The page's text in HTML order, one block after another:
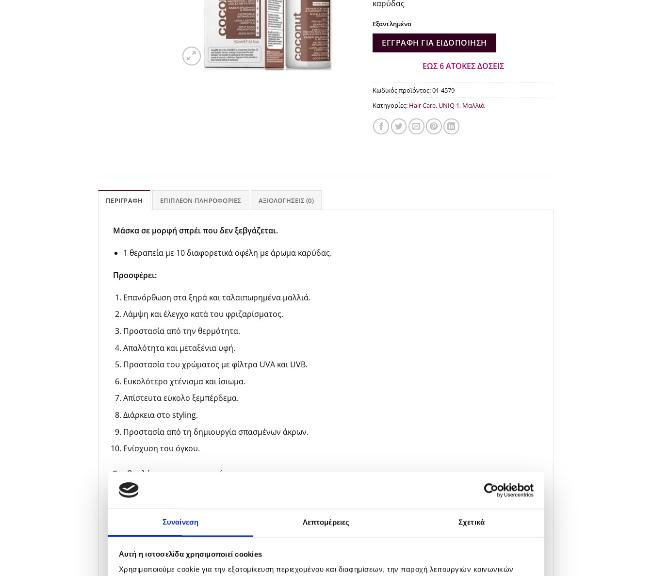
Συναίνεση Λεπτομέρειες Σχετικά
Αυτή η ιστοσελίδα χρησιμοποιεί cookies
Χρησιμοποιούμε cookie για την εξατομίκευση περιεχομένου και διαφημίσεων, την παροχή λειτουργιών κοινωνικών
καρύδας
Εξαντλημένο
ΕΓΓΡΑΦΉ ΓΙΑ ΕΙΔΟΠΟΊΗΣΗ
ΕΩΣ 6 ΑΤΟΚΕΣ ΔΟΣΕΙΣ
Κωδικός προϊόντος:01-4579
Κατηγορίες: Hair Care, UNIQ 1, Μαλλιά
ΠΕΡΙΓΡΑΦΉ ΕΠΙΠΛΈΟΝ ΠΛΗΡΟΦΟΡΊΕΣ ΑΞΙΟΛΟΓΉΣΕΙΣ (0)
Μάσκα σε μορφή σπρέι που δεν ξεβγάζεται.
1 θεραπεία με 10 διαφορετικά οφέλη με άρωμα καρύδας.
Προσφέρει:
Επανόρθωση στα ξηρά και ταλαιπωρημένα μαλλιά.
Λάμψη και έλεγχο κατά του φριζαρίσματος.
Προστασία από την θερμότητα.
Απαλότητα και μεταξένια υφή.
Προστασία του χρώματος με φίλτρα UVA και UVB.
Ευκολότερο χτένισμα και ίσιωμα.
Απίστευτα εύκολο ξεμπέρδεμα.
Διάρκεια στο styling.
Προστασία από τη δημιουργία σπασμένων άκρων.
Ενίσχυση του όγκου.
Συμβουλές για την εφαρμογή:
Μπορεί να χρησιμοποιηθεί σε νωπά μαλλιά για θρέψη, ενυδάτωση και μεταξένια απαλότητα
Εφαρμόστε ψεκάζοντας απευθείας στα μαλλιά κρατώντας το σε απόσταση 20cm.
Κοντά μαλλιά: 6-8 φορές.
Μεσαίου μήκους μαλλιά : 7-12 φορές.
Μακριά μαλλιά :10-15 φορές